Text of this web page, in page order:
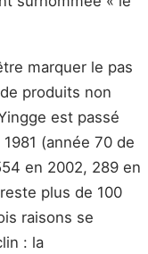
marquer le pas
produits non
est passé
(année 70 de
en 2002, 289 en
plus de 100
raisons se
: la